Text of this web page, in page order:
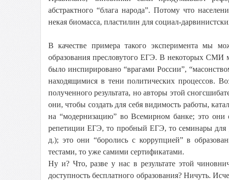
абстрактного “блага народа”. Потому что
некая биомасса, пластилин для социал-
В качестве примера такого эксперимента мы
образования пресловутого ЕГЭ. В некоторых СМИ
было инспирировано “врагами России”,
находящимися в тени политических процессов.
полученного результата, но авторы этой
они, чтобы создать для себя видимость работы,
на “модернизацию” во Всемирном банке; это они
репетиции ЕГЭ, то пробный ЕГЭ, то семинары
д.); это они “боролись с коррупцией” в
тестами, то уже самими сертификатами.
Ну и? Что, разве у нас в результате этой
доступность бесплатного образования? Ничуть.